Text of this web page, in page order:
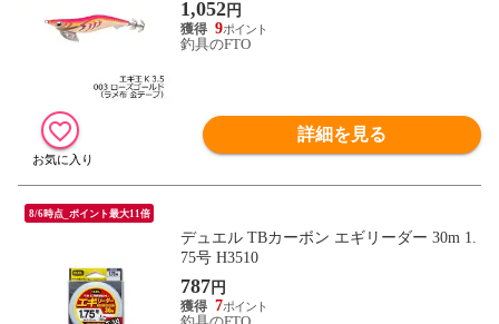
1,052円
9
釣具のFTO
詳細を見る
8/6時点_ポイント最大11倍
デュエル TBカーボン エギリーダー 30m 1.
75号 H3510
787 円
7